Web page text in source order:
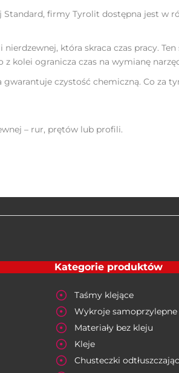
Standard, firmy Tyrolit dostępna jest w
która skraca czas pracy.
z kolei ogranicza czas na wymianę
czystość chemiczną. Co za
– rur, prętów lub profili.
Kategorie produktów
Taśmy klejące
Wykroje samoprzylepne
Materiały bez kleju
Kleje
Chusteczki